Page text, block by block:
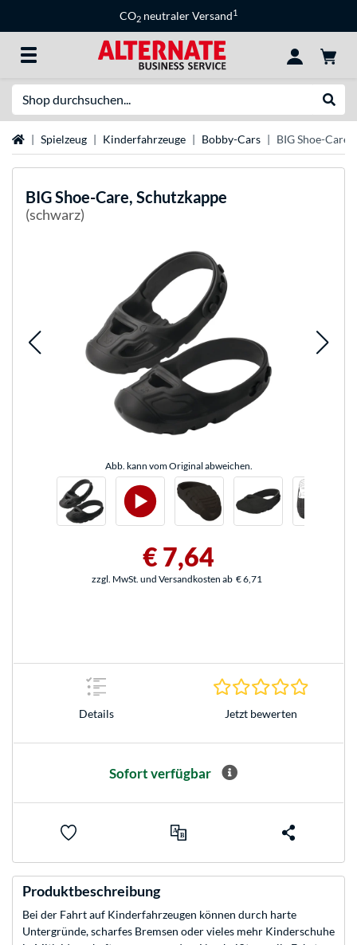
CO2 neutraler Versand1
StartseiteSpielzeug Kinderfahrzeuge Bobby-Cars BIG Shoe-Care,
BIGShoe-Care, Schutzkappe
(schwarz)
Abb. kann vom Original abweichen.
€ 7,64
zzgl. MwSt. und Versandkosten ab € 6,71
Details Jetzt bewerten
Sofort verfügbar
Produktbeschreibung
Bei der Fahrt auf Kinderfahrzeugen können durch harte
Untergründe, scharfes Bremsen oder vieles mehr Kinderschuhe